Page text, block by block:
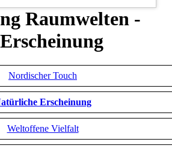
Raumwelten -
Nordischer Touch
Erscheinung
Weltoffene Vielfalt